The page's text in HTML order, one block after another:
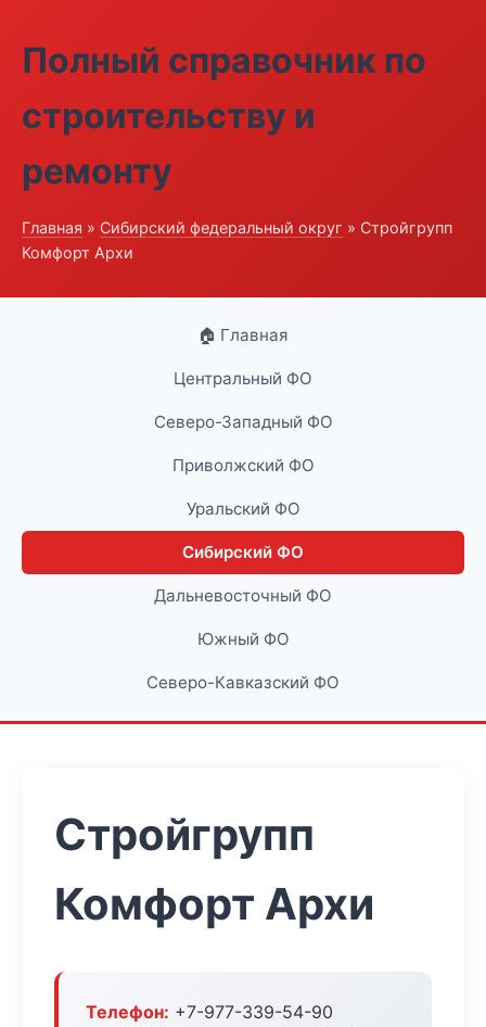
Полный справочник по
строительству и
ремонту
Главная » Сибирский федеральный округ » Стройгрупп
Комфорт Архи
🏠 Главная
Центральный ФО
Северо-Западный ФО
Приволжский ФО
Уральский ФО
Сибирский ФО
Дальневосточный ФО
Южный ФО
Северо-Кавказский ФО
Стройгрупп
Комфорт Архи
Телефон: +7-977-339-54-90